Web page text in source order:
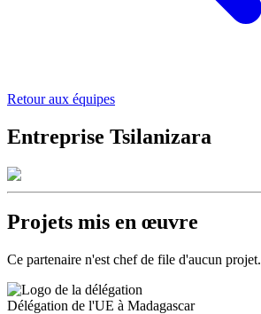
Retour aux équipes
Entreprise Tsilanizara
Projets mis en œuvre
Ce partenaire n'est chef de file d'aucun projet.
Délégation de l'UE à Madagascar